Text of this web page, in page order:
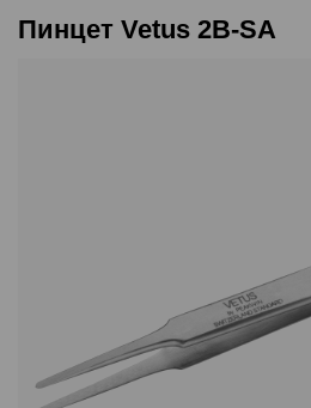
Пинцет Vetus 2B-SA